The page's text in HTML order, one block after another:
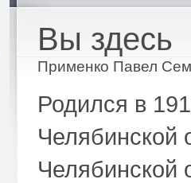
Вы здесь
Применко Павел
Родился в
Челябинской
Челябинской